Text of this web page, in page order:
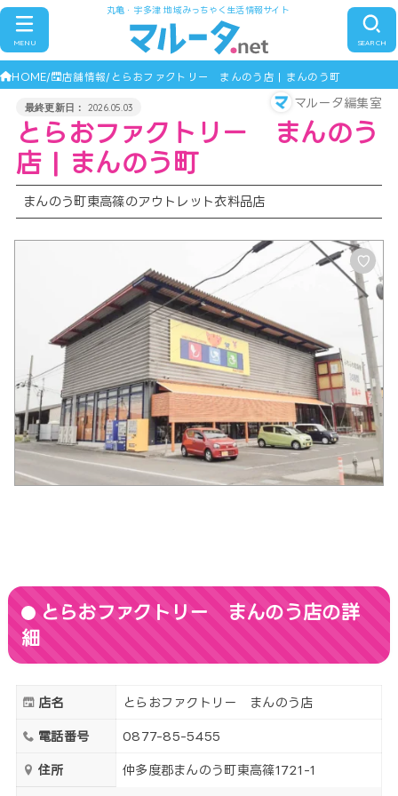
丸亀・宇多津 地域みっちゃく生活情報サイト
SEARCH
MENU
HOME 店舗情報 とらおファクトリー まんのう店 | まんのう町
2026.05.03 マルータ編集室
とらおファクトリー まんのう
店 | まんのう町
まんのう町東高篠のアウトレット衣料品店
♡
とらおファクトリー まんのう店の詳
細
店名 とらおファクトリー まんのう店
電話番号 0877-85-5455
住所 仲多度郡まんのう町東高篠1721-1